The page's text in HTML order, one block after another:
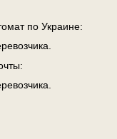
по Украине: